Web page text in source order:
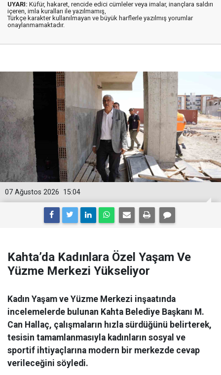
UYARI: Küfür, hakaret, rencide edici cümleler veya imalar, inançlara saldırı
içeren, imla kuralları ile yazılmamış,
Türkçe karakter kullanılmayan ve büyük harflerle yazılmış yorumlar
onaylanmamaktadır.
15:04
07 Ağustos 2026
Kahta’da Kadınlara Özel Yaşam Ve
Yüzme Merkezi Yükseliyor
Kadın Yaşam ve Yüzme Merkezi inşaatında
incelemelerde bulunan Kahta Belediye Başkanı M.
Can Hallaç, çalışmaların hızla sürdüğünü belirterek,
tesisin tamamlanmasıyla kadınların sosyal ve
sportif ihtiyaçlarına modern bir merkezde cevap
verileceğini söyledi.